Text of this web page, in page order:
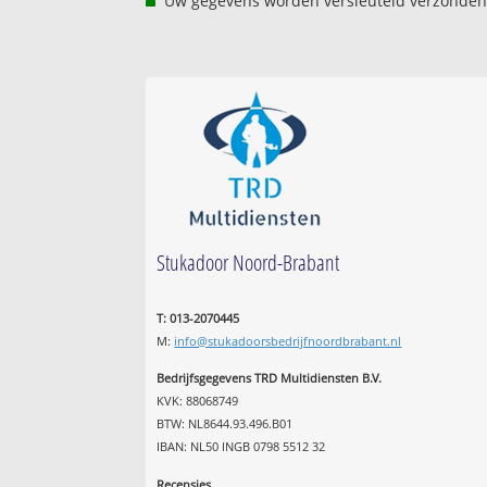
Stukadoor Noord-Brabant
T: 013-2070445
M: info@stukadoorsbedrijfnoordbrabant.nl
Bedrijfsgegevens TRD Multidiensten B.V.
KVK: 88068749
BTW: NL8644.93.496.B01
IBAN: NL50 INGB 0798 5512 32